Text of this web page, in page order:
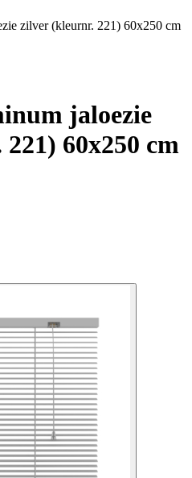
zilver (kleurnr. 221) 60x250 cm
jaloezie
60x250 cm